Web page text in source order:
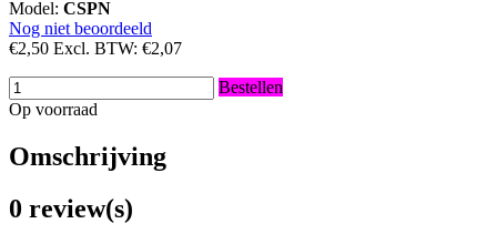
Model: CSPN
Nog niet beoordeeld
€2,50 Excl. BTW: €2,07
Bestellen
Op voorraad
Omschrijving
0 review(s)